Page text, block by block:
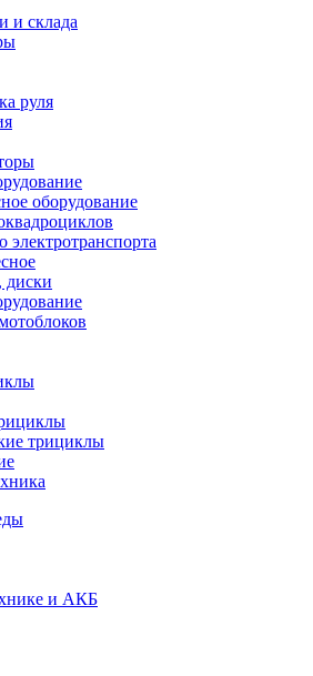
и склада
руля
оборудование
электротранспорта
трициклы
и АКБ